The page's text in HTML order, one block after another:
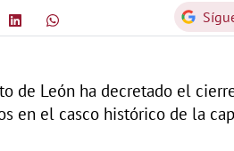
de León ha decretado el
en el casco histórico de la